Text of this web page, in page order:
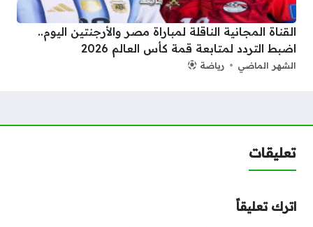
القناة المجانية الناقلة لمباراة مصر والأرجنتين اليوم..
اضبط التردد لمتابعة قمة كأس العالم 2026
الشهر الماضي رياضة
تعليقات
اترك تعليقاً